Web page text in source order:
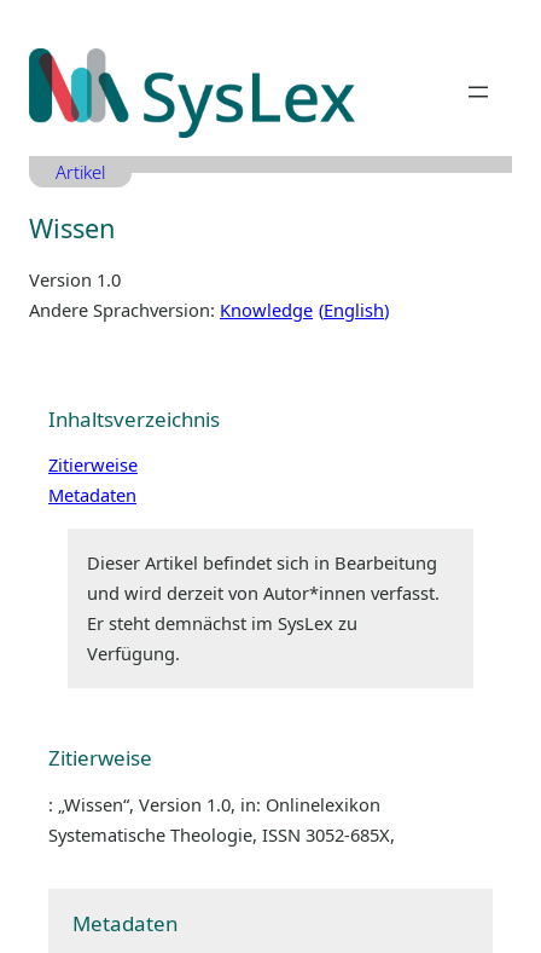
Inhalt
springen
Artikel
Wissen
Version 1.0
Andere Sprachversion: Knowledge English
Inhaltsverzeichnis
Zitierweise
Metadaten
Dieser Artikel befindet sich in Bearbeitung
und wird derzeit von Autor*innen verfasst.
Er steht demnächst im SysLex zu
Verfügung.
Zitierweise
: „Wissen“, Version 1.0, in: Onlinelexikon
Systematische Theologie, ISSN 3052-685X,
Metadaten